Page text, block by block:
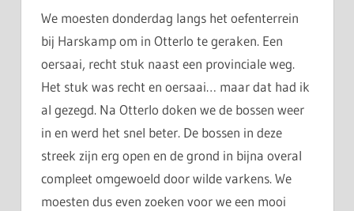
We moesten donderdag langs het oefenterrein
bij Harskamp om in Otterlo te geraken. Een
oersaai, recht stuk naast een provinciale weg.
Het stuk was recht en oersaai… maar dat had ik
al gezegd. Na Otterlo doken we de bossen weer
in en werd het snel beter. De bossen in deze
streek zijn erg open en de grond in bijna overal
compleet omgewoeld door wilde varkens. We
moesten dus even zoeken voor we een mooi